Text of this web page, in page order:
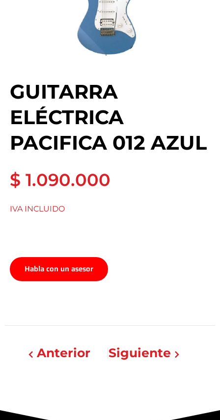
GUITARRA
ELÉCTRICA
PACIFICA 012 AZUL
$ 1.090.000
IVA INCLUIDO
Habla con un asesor
Anterior Siguiente